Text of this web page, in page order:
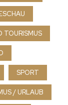
TOURISMUS
SPORT
/ URLAUB